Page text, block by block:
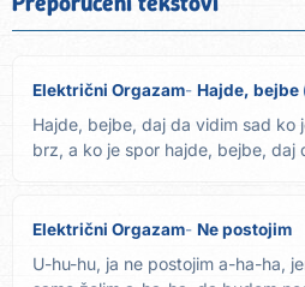
Električni Orgazam Hajde, bejbe
Hajde, bejbe, daj da vidim sad ko
brz, a ko je spor hajde, bejbe, daj
Električni Orgazam Ne postojim
U-hu-hu, ja ne postojim a-ha-ha,